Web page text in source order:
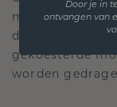
met elk stuk
doorstaan. Het
gekoesterde
worden
Door je in
ontvangen van